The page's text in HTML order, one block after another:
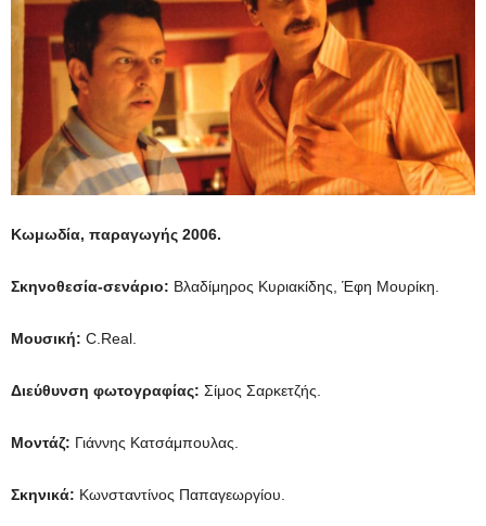
Κωμωδία, παραγωγής 2006.
Σκηνοθεσία-σενάριο: Βλαδίμηρος Κυριακίδης, Έφη Μουρίκη.
Μουσική: C.Real.
Διεύθυνση φωτογραφίας: Σίμος Σαρκετζής.
Μοντάζ: Γιάννης Κατσάμπουλας.
Σκηνικά: Κωνσταντίνος Παπαγεωργίου.